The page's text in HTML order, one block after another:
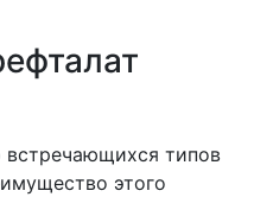
типов
этого